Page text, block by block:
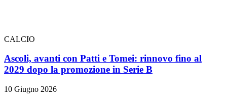
CALCIO
Ascoli, avanti con Patti e Tomei: rinnovo fino al
2029 dopo la promozione in Serie B
10 Giugno 2026